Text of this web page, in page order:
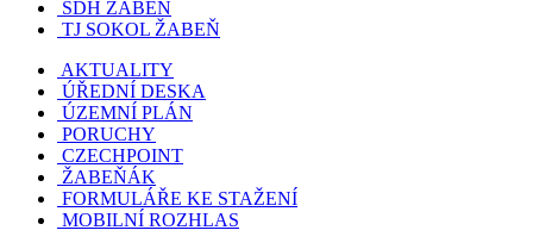
SDH ŽABEŇ
TJ SOKOL ŽABEŇ
AKTUALITY
ÚŘEDNÍ DESKA
ÚZEMNÍ PLÁN
PORUCHY
CZECHPOINT
ŽABEŇÁK
FORMULÁŘE KE STAŽENÍ
MOBILNÍ ROZHLAS